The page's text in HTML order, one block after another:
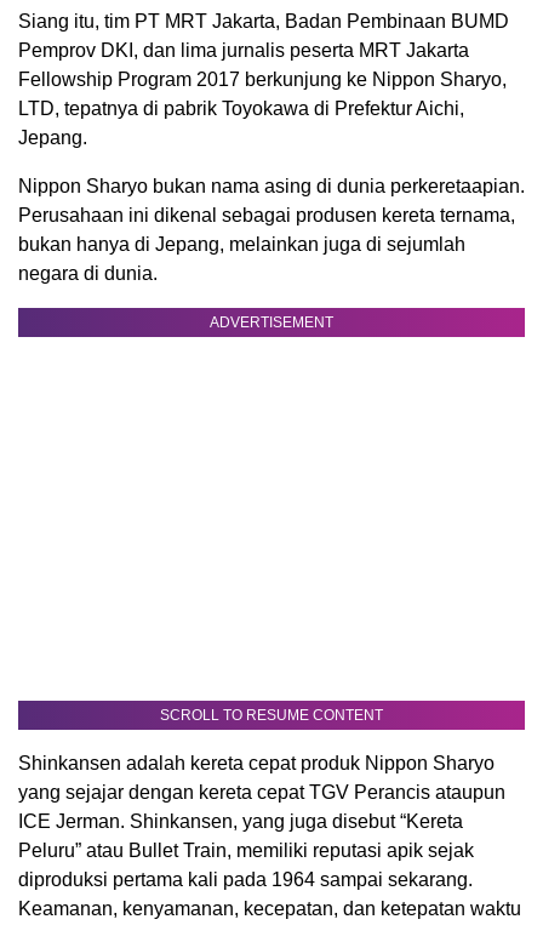
Siang itu, tim PT MRT Jakarta, Badan Pembinaan BUMD
Pemprov DKI, dan lima jurnalis peserta MRT Jakarta
Fellowship Program 2017 berkunjung ke Nippon Sharyo,
LTD, tepatnya di pabrik Toyokawa di Prefektur Aichi,
Jepang.
Nippon Sharyo bukan nama asing di dunia perkeretaapian.
Perusahaan ini dikenal sebagai produsen kereta ternama,
bukan hanya di Jepang, melainkan juga di sejumlah
negara di dunia.
ADVERTISEMENT
SCROLL TO RESUME CONTENT
Shinkansen adalah kereta cepat produk Nippon Sharyo
yang sejajar dengan kereta cepat TGV Perancis ataupun
ICE Jerman. Shinkansen, yang juga disebut “Kereta
Peluru” atau Bullet Train, memiliki reputasi apik sejak
diproduksi pertama kali pada 1964 sampai sekarang.
Keamanan, kenyamanan, kecepatan, dan ketepatan waktu